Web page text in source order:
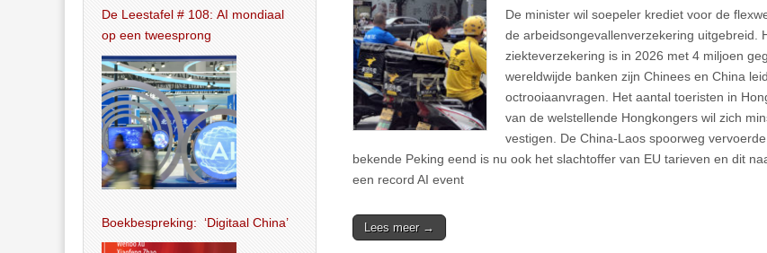
De minister wil soepeler krediet voor de
de arbeidsongevallenverzekering uitgebreid.
ziekteverzekering is in 2026 met 4 miljoen
wereldwijde banken zijn Chinees en China
octrooiaanvragen. Het aantal toeristen in
van de welstellende Hongkongers wil zich
vestigen. De China-Laos spoorweg
bekende Peking eend is nu ook het slachtoffer van EU tarieven en dit
een record AI event
Lees meer →
De Leestafel # 108: AI mondiaal
op een tweesprong
Boekbespreking: ‘Digitaal China’